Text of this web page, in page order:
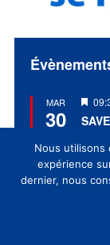
MAR
30
Mis
en
Voir le calendrier
Nous utilisons
expérience
dernier, nous